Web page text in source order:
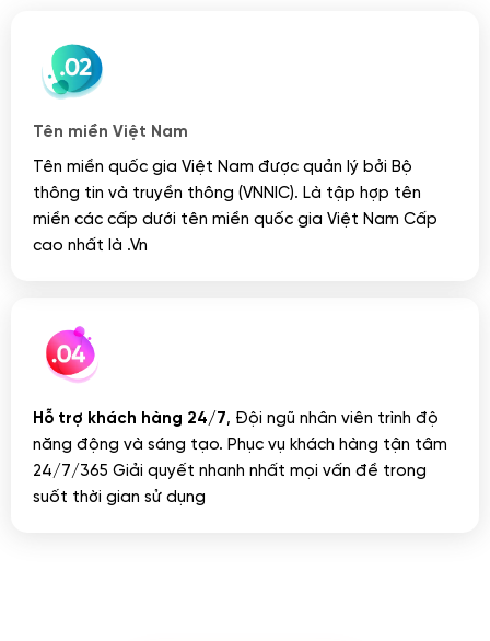
Tên miền Việt Nam
Tên miền quốc gia Việt Nam được quản lý bởi Bộ
thông tin và truyền thông (VNNIC). Là tập hợp tên
miền các cấp dưới tên miền quốc gia Việt Nam Cấp
cao nhất là .Vn
Hỗ trợ khách hàng 24/7, Đội ngũ nhân viên trình độ
năng động và sáng tạo. Phục vụ khách hàng tận tâm
24/7/365 Giải quyết nhanh nhất mọi vấn đề trong
suốt thời gian sử dụng